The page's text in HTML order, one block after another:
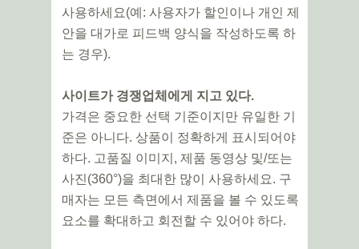
사용하세요(예: 사용자가 할인이나 개인 제
안을 대가로 피드백 양식을 작성하도록 하
는 경우).
사이트가 경쟁업체에게 지고 있다.
가격은 중요한 선택 기준이지만 유일한 기
준은 아니다. 상품이 정확하게 표시되어야
하다. 고품질 이미지, 제품 동영상 및/또는
사진(360°)을 최대한 많이 사용하세요. 구
매자는 모든 측면에서 제품을 볼 수 있도록
요소를 확대하고 회전할 수 있어야 하다.